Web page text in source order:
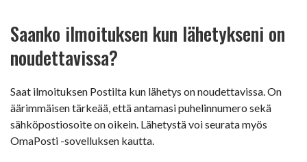
Saanko ilmoituksen kun lähetykseni on
noudettavissa?
Saat ilmoituksen Postilta kun lähetys on noudettavissa. On
äärimmäisen tärkeää, että antamasi puhelinnumero sekä
sähköpostiosoite on oikein. Lähetystä voi seurata myös
OmaPosti -sovelluksen kautta.